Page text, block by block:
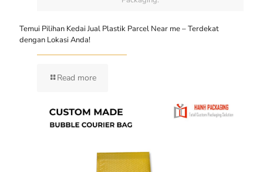
Temui Pilihan Kedai Jual Plastik Parcel Near me – Terdekat
dengan Lokasi Anda!
Read more